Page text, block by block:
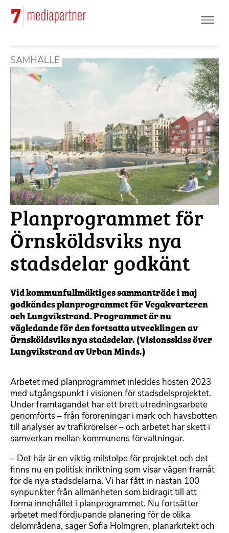
Hoppa
huvudinnehåll
SAMHÄLLE
Planprogrammet för
Örnsköldsviks nya
stadsdelar godkänt
Vid kommunfullmäktiges sammanträde i maj
godkändes planprogrammet för Vegakvarteren
och Lungvikstrand. Programmet är nu
vägledande för den fortsatta utvecklingen av
Örnsköldsviks nya stadsdelar. (Visionsskiss över
Lungvikstrand av Urban Minds.)
Arbetet med planprogrammet inleddes hösten 2023
med utgångspunkt i visionen för stadsdelsprojektet.
Under framtagandet har ett brett utredningsarbete
genomförts – från föroreningar i mark och havsbotten
till analyser av trafikrörelser – och arbetet har skett i
samverkan mellan kommunens förvaltningar.
– Det här är en viktig milstolpe för projektet och det
finns nu en politisk inriktning som visar vägen framåt
för de nya stadsdelarna. Vi har fått in nästan 100
synpunkter från allmänheten som bidragit till att
forma innehållet i planprogrammet. Nu fortsätter
arbetet med fördjupande planering för de olika
delområdena, säger Sofia Holmgren, planarkitekt och